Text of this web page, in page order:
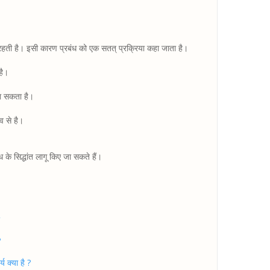
है। इसी कारण प्रबंध को एक सतत् प्रक्रिया कहा जाता है।
सकता है।
से है।
के सिद्धांत लागू किए जा सकते हैं।
क्या है ?